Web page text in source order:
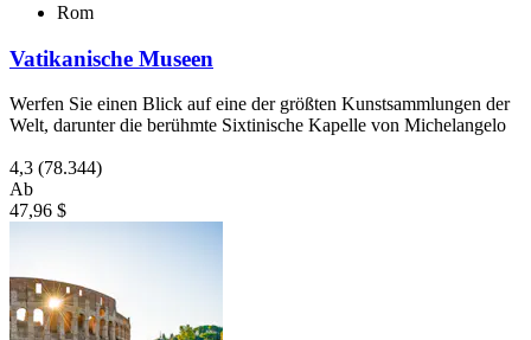
Rom
Vatikanische Museen
Werfen Sie einen Blick auf eine der größten Kunstsammlungen der
Welt, darunter die berühmte Sixtinische Kapelle von Michelangelo
4,3 (78.344)
Ab
47,96 $